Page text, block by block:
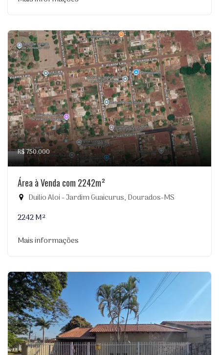
R$ 750.000
Área à Venda com 2242m²
Duilio Aloi - Jardim Guaicurus, Dourados-MS
2242 M²
Mais informações